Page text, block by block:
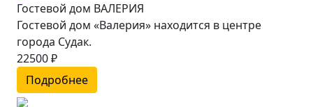
Гостевой дом ВАЛЕРИЯ
Гостевой дом «Валерия» находится в центре
города Судак.
22500 ₽
Подробнее